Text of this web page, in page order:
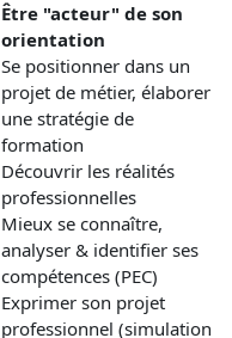
Être "acteur" de son
orientation
Se positionner dans un
projet de métier, élaborer
une stratégie de
formation
Découvrir les réalités
professionnelles
Mieux se connaître,
analyser & identifier ses
compétences (PEC)
Exprimer son projet
professionnel (simulation